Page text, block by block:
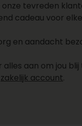
tevreden
cadeau voor
en aandacht
aan om jou
zakelijk account.